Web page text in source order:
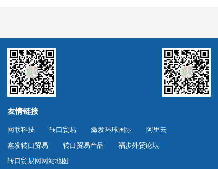
友情链接
网联科技 转口贸易 鑫发环球国际
阿里云
鑫发转口贸易
转口贸易产品
福步外贸论坛
转口贸易网网站地图